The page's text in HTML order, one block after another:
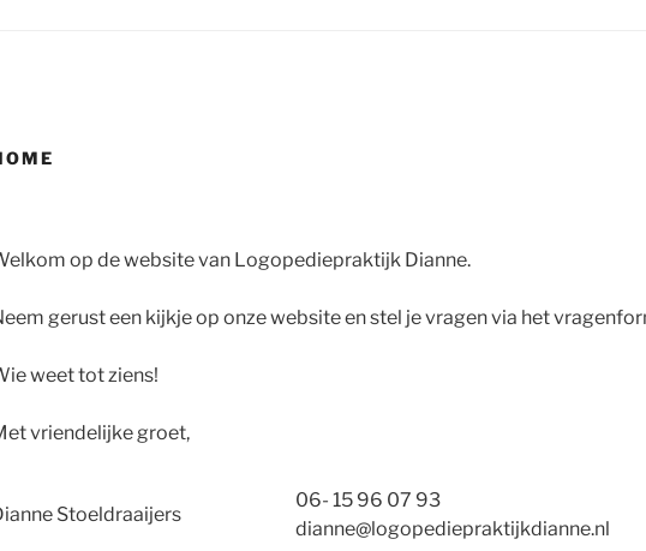
op de website van Logopediepraktijk Dianne.
gerust een kijkje op onze website en stel je vragen via het
weet tot ziens!
vriendelijke groet,
Stoeldraaijers
06- 15 96 07 93
dianne@logopediepraktijkdianne.nl